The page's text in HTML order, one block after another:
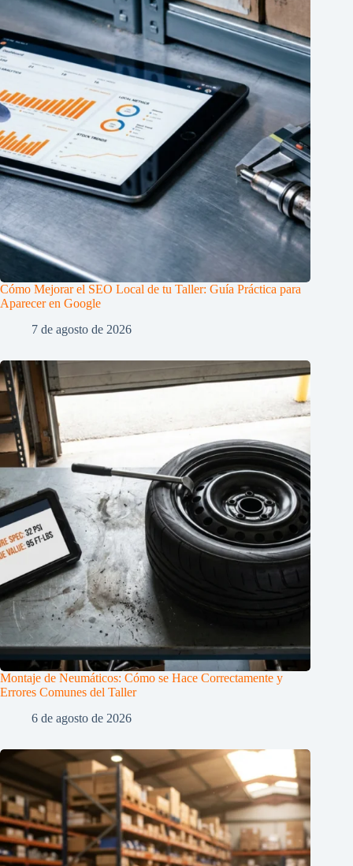
Cómo Mejorar el SEO Local de tu Taller: Guía Práctica para
Aparecer en Google
7 de agosto de 2026
Montaje de Neumáticos: Cómo se Hace Correctamente y
Errores Comunes del Taller
6 de agosto de 2026